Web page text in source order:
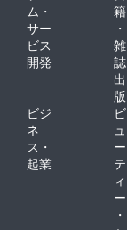
ム・
サー
ビス
開発
籍
・
雑
誌
出
版
ビジ
ネ
ス・
起業
ビ
ュ
ー
テ
ィ
ー
・